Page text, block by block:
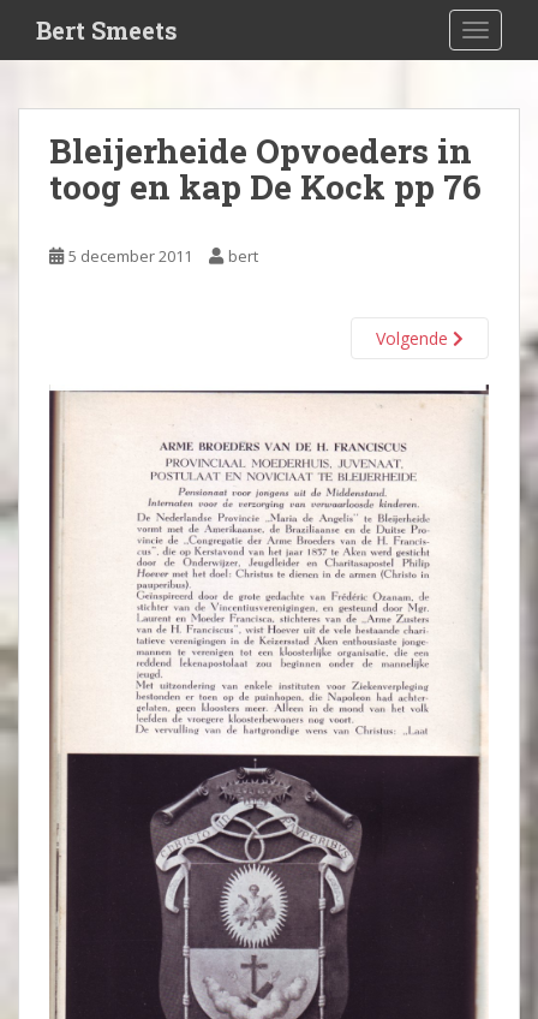
i
Bert Smeets
Bleijerheide Opvoeders in
toog en kap De Kock pp 76
5 december 2011 bert
Volgende